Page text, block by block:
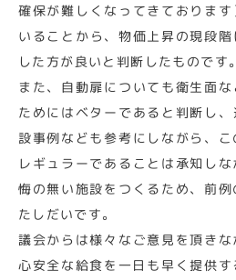
確保が難しくなってきておりま
いることから、物価上昇の現段
した方が良いと判断したものです。
また、自動扉についても衛生面
ためにはベターであると判断し
設事例なども参考にしながら、
レギュラーであることは承知し
悔の無い施設をつくるため、前
たしだいです。
議会からは様々なご意見を頂き
心安全な給食を一日も早く提供